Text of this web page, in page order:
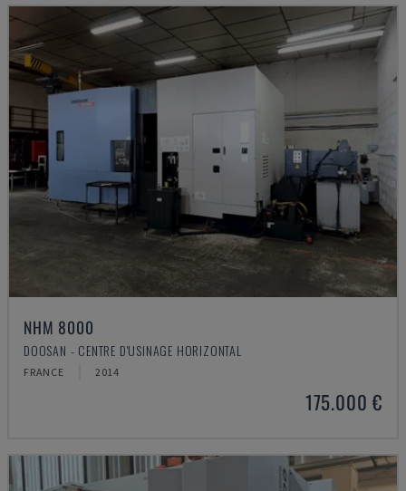
NHM 8000
DOOSAN - CENTRE D'USINAGE HORIZONTAL
FRANCE 2014
175.000 €